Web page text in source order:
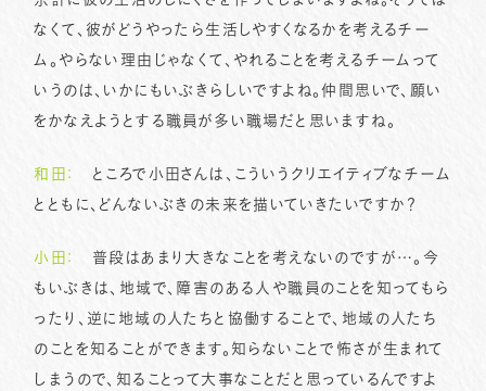
なくて、彼がどうやったら生活しやすくなるかを考えるチー
ム。やらない理由じゃなくて、やれることを考えるチームって
いうのは、いかにもいぶきらしいですよね。仲間思いで、願い
をかなえようとする職員が多い職場だと思いますね。
和田：
ところで小田さんは、こういうクリエイティブなチーム
とともに、どんないぶきの未来を描いていきたいですか？
小田：
普段はあまり大きなことを考えないのですが…。今
もいぶきは、地域で、障害のある人や職員のことを知ってもら
ったり、逆に地域の人たちと協働することで、地域の人たち
のことを知ることができます。知らないことで怖さが生まれて
しまうので、知ることって大事なことだと思っているんですよ